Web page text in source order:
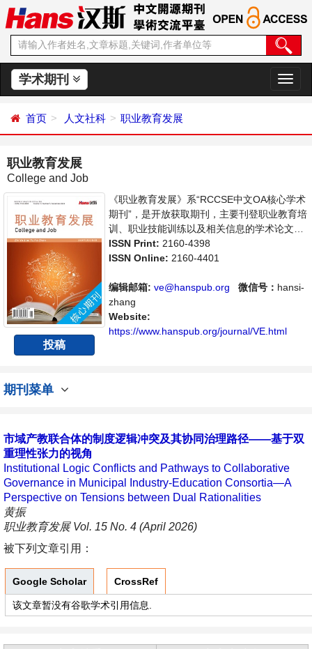
学术期刊
切
换
首页 人文社科 职业教育发展
职业教育发展
College and Job
投稿
《职业教育发展》系“RCCSE中文OA核心学术
期刊”，是开放获取期刊，主要刊登职业教育培
训、职业技能训练以及相关信息的学术论文，
职业教育前沿最新动态评述等。本刊支持思想
创新、学术创新，倡导科学，繁荣学术，集学
学家、学者、科研人员提供一个传播、分享和
讨论职业教育领域内不同方向问题与发展的交
流平台。
ISSN Print: 2160-4398
ISSN Online: 2160-4401
编辑邮箱: ve@hanspub.org 微信号： hansi-
zhang
Website:
https://www.hanspub.org/journal/VE.html
期刊菜单
市域产教联合体的制度逻辑冲突及其协同治理路径——基于双
重理性张力的视角
Institutional Logic Conflicts and Pathways to Collaborative
Governance in Municipal Industry-Education Consortia—A
Perspective on Tensions between Dual Rationalities
黄振
职业教育发展 Vol. 15 No. 4 (April 2026)
被下列文章引用：
Google Scholar CrossRef
该文章暂没有谷歌学术引用信息.